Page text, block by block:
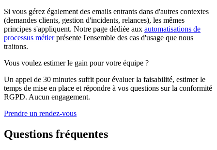
Si vous gérez également des emails entrants dans d'autres contextes
(demandes clients, gestion d'incidents, relances), les mêmes
principes s'appliquent. Notre page dédiée aux automatisations de
processus métierprésente l'ensemble des cas d'usage que nous
traitons.
Vous voulez estimer le gain pour votre équipe ?
Un appel de 30 minutes suffit pour évaluer la faisabilité, estimer le
temps de mise en place et répondre à vos questions sur la conformité
RGPD. Aucun engagement.
Prendre un rendez-vous
Questions fréquentes